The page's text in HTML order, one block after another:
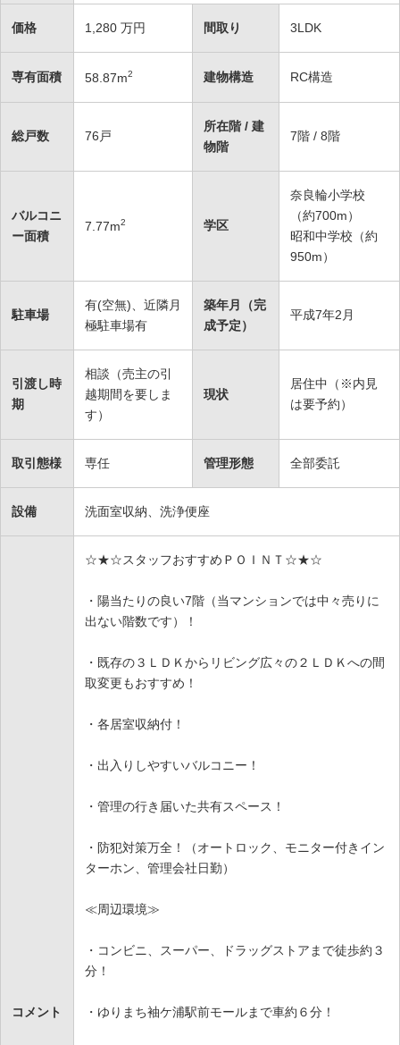
価格 1,280 万円 間取り 3LDK
専有面積 58.87m2 建物構造 RC構造
総戸数 76戸
所在階 / 建
物階
7階 / 8階
バルコニ
ー面積
7.77m2 学区
奈良輪小学校
（約700m）
昭和中学校（約
950m）
駐車場
有(空無)、近隣月
極駐車場有
築年月（完
成予定）
平成7年2月
引渡し時
期
相談（売主の引
越期間を要しま
す）
現状
居住中（※内見
は要予約）
取引態様 専任 管理形態 全部委託
設備 洗面室収納、洗浄便座
コメント
☆★☆スタッフおすすめＰＯＩＮＴ☆★☆
・陽当たりの良い7階（当マンションでは中々売りに
出ない階数です）！
・既存の３ＬＤＫからリビング広々の２ＬＤＫへの間
取変更もおすすめ！
・各居室収納付！
・出入りしやすいバルコニー！
・管理の行き届いた共有スペース！
・防犯対策万全！（オートロック、モニター付きイン
ターホン、管理会社日勤）
≪周辺環境≫
・コンビニ、スーパー、ドラッグストアまで徒歩約３
分！
・ゆりまち袖ケ浦駅前モールまで車約６分！